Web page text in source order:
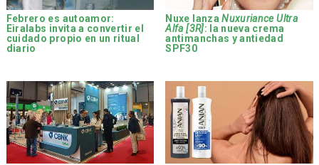
Febrero es autoamor:
Eiralabs invita a convertir el
cuidado propio en un ritual
diario
Nuxe lanzaNuxuriance Ultra
Alfa [3R]: la nueva crema
antimanchas y antiedad
SPF30